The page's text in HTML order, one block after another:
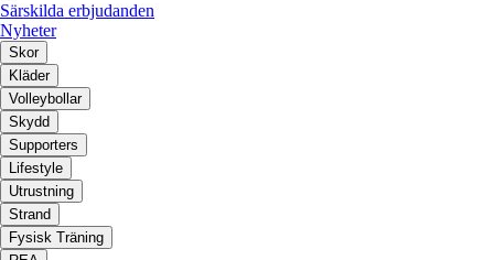
Särskilda erbjudanden
Nyheter
Skor
Kläder
Volleybollar
Skydd
Supporters
Lifestyle
Utrustning
Strand
Fysisk Träning